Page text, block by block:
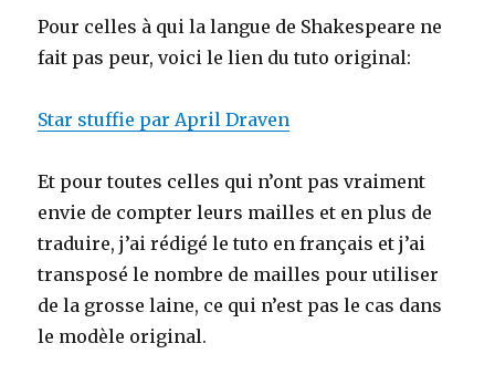
Pour celles à qui la langue de Shakespeare ne
fait pas peur, voici le lien du tuto original:
Star stuffie par April Draven
Et pour toutes celles qui n’ont pas vraiment
envie de compter leurs mailles et en plus de
traduire, j’ai rédigé le tuto en français et j’ai
transposé le nombre de mailles pour utiliser
de la grosse laine, ce qui n’est pas le cas dans
le modèle original.